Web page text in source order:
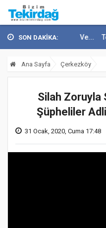
SON DAKİKA:
Demokrasi Ve...
Ana Sayfa Çerkezköy
Silah Zoruyla
Şüpheliler
31 Ocak, 2020, Cuma 17:48